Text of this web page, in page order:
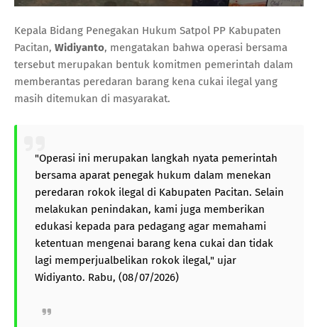
Kepala Bidang Penegakan Hukum Satpol PP Kabupaten
Pacitan, Widiyanto, mengatakan bahwa operasi bersama
tersebut merupakan bentuk komitmen pemerintah dalam
memberantas peredaran barang kena cukai ilegal yang
masih ditemukan di masyarakat.
"Operasi ini merupakan langkah nyata pemerintah
bersama aparat penegak hukum dalam menekan
peredaran rokok ilegal di Kabupaten Pacitan. Selain
melakukan penindakan, kami juga memberikan
edukasi kepada para pedagang agar memahami
ketentuan mengenai barang kena cukai dan tidak
lagi memperjualbelikan rokok ilegal," ujar
Widiyanto. Rabu, (08/07/2026)